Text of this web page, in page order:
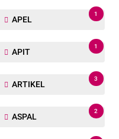
APEL
1
APIT
1
ARTIKEL
3
ASPAL
2